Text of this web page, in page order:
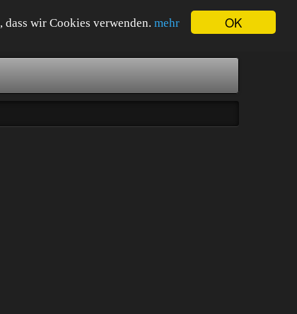
OK
wir Cookies verwenden. mehr